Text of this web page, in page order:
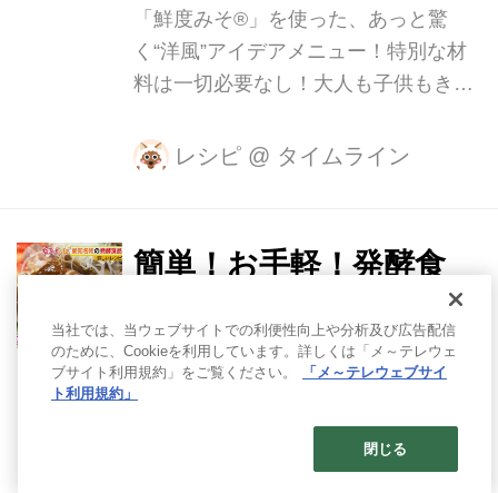
顆粒だしを入れて着火！ 沸騰したら、
おにぎりをお玉の背で潰します。 しょ
う...
「鮮度みそ®」を使った、あっと驚
く“洋風”アイデアメニュー！特別な材
料は一切必要なし！大人も子供もきっ
作れちゃう簡単レシピを紹介します！
人前）＞ ・合い挽き肉 200g ・玉ねぎ
1/2個 ・にんじん 1/3個 ・にんにく 1
片 ・油 大さじ1 ・鮮度みそ® 八丁味噌
使用赤だし（マルサンアイ） 大さじ3
・カレールー（粉状） 大さじ3 ・水
1/2カップ ・ごはん 適量 ・ミックスチ
ーズ 適量 ・刻みパセリ 適量 （仕上げ
の温泉たまご） ・卵 2個 ・水 大さじ4
レシピ @ タイムライン
簡単！お手軽！発酵食
品！ 愛知の地元食材な
どを混ぜるだけで奥深
い味のタレが完成♪
体にいいと言われている発酵食品！使
当社では、当ウェブサイトでの利便性向上や分析及び広告配信
のために、Cookieを利用しています。詳しくは「メ～テレウェ
ブサイト利用規約」をご覧ください。
「メ～テレウェブサイ
ト利用規約」
閉じる